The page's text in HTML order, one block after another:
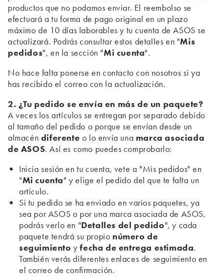
productos que no podamos enviar. El reembolso se
efectuará a tu forma de pago original en un plazo
máximo de 10 días laborables y tu cuenta de ASOS se
actualizará. Podrás consultar estos detalles en "Mis
pedidos", en la sección "Mi cuenta".
No hace falta ponerse en contacto con nosotros si ya
has recibido el correo con la actualización.
2. ¿Tu pedido se envía en más de un paquete?
A veces los artículos se entregan por separado debido
al tamaño del pedido o porque se envían desde un
almacén diferente o lo envía una marca asociada
de ASOS. Así es como puedes comprobarlo:
Inicia sesión en tu cuenta, vete a "Mis pedidos" en
"Mi cuenta" y elige el pedido del que te falta un
artículo.
Si tu pedido se ha enviado en varios paquetes, ya
sea por ASOS o por una marca asociada de ASOS,
podrás verlo en "Detalles del pedido", y cada
paquete tendrá su propio número de
seguimiento yfecha de entrega estimada.
También verás diferentes enlaces de seguimiento en
el correo de confirmación.